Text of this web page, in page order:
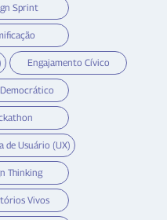
Sprint
Engajamento Cívico
de Usuário (UX)
Thinking
Vivos